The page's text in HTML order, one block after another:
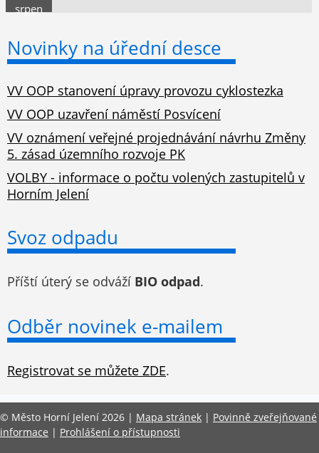
srpen
Novinky na úřední desce
VV OOP stanovení úpravy provozu cyklostezka
VV OOP uzavření náměstí Posvícení
VV oznámení veřejné projednávání návrhu Změny
5. zásad územního rozvoje PK
VOLBY - informace o počtu volených zastupitelů v
Horním Jelení
Svoz odpadu
Příští úterý se odváží BIO odpad.
Odběr novinek e-mailem
Registrovat se můžete ZDE.
© Město Horní Jelení 2026 | Mapa stránek | Povinně zveřejňované
informace | Prohlášení o přístupnosti